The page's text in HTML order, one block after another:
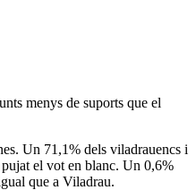
menys de suports que el
Un 71,1% dels viladrauencs i
pujat el vot en blanc. Un 0,6%
que a Viladrau.